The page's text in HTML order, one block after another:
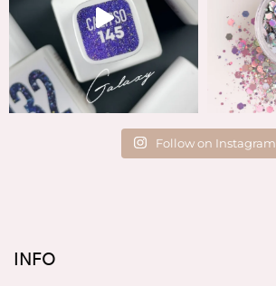
Follow on Instagram
INFO